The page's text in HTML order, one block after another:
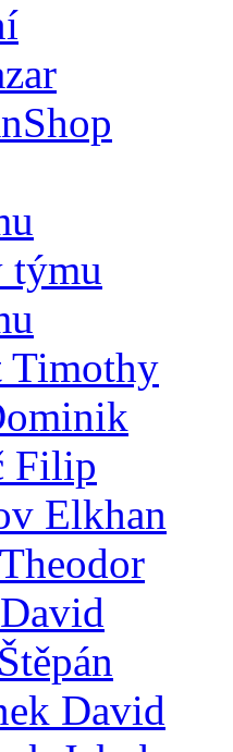
Timothy
Filip
Elkhan
David